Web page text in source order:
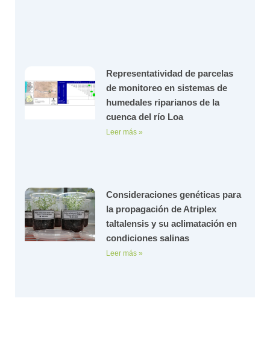
Representatividad de parcelas
de monitoreo en sistemas de
humedales riparianos de la
cuenca del río Loa
Leer más »
Consideraciones genéticas para
la propagación de Atriplex
taltalensis y su aclimatación en
condiciones salinas
Leer más »